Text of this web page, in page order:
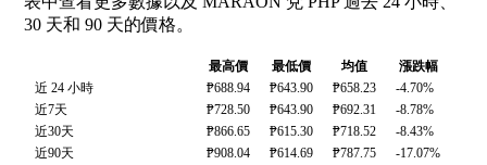
30 天和 90 天的價格。
最高價 最低價 均值
漲跌幅
近 24 小時
₱688.94 ₱643.90 ₱658.23
-4.70%
近7天
₱728.50 ₱643.90 ₱692.31
-8.78%
近30天
₱866.65 ₱615.30 ₱718.52
-8.43%
近90天
₱908.04 ₱614.69 ₱787.75 -17.07%